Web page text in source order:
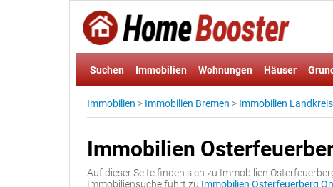
Suchen Immobilien Wohnungen Häuser
Immobilien > Immobilien Bremen > Immobilien
Immobilien
Auf dieser Seite finden sich zu Immobilien
Immobiliensuche führt zu Immobilien Osterfeuerberg